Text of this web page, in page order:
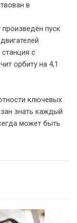
в
пуск
с
орбиту на 4,1
ключевых
знать каждый
может быть